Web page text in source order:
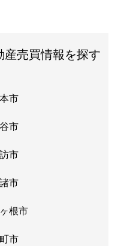
売買情報を探す
市
市
市
市
根市
市